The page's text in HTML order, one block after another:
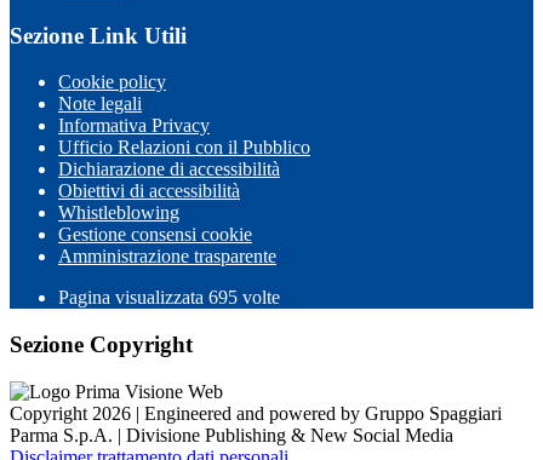
Sezione Link Utili
Cookie policy
Note legali
Informativa Privacy
Ufficio Relazioni con il Pubblico
Dichiarazione di accessibilità
Obiettivi di accessibilità
Whistleblowing
Gestione consensi cookie
Amministrazione trasparente
Pagina visualizzata 695 volte
Sezione Copyright
Copyright 2026 | Engineered and powered by Gruppo Spaggiari
Parma S.p.A. | Divisione Publishing & New Social Media